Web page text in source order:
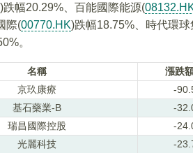
)跌幅20.29%、百能國際能源(
際(00770.HK)跌幅18.75%、時代環球
。
名稱 漲跌
京玖康療 -
基石藥業-B -
瑞昌國際控股 -
光麗科技 -